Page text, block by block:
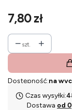
Cena
7,80 zł
szt.
Dostępność:na
Czas wysyłki:
Dostawa od